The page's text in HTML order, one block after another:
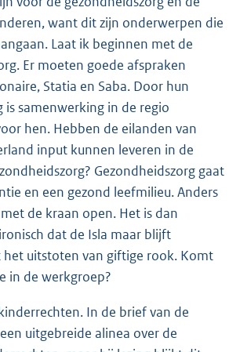
want dit zijn onderwerpen die
Laat ik beginnen met de
Er moeten goede afspraken
Statia en Saba. Door hun
is samenwerking in de regio
hen. Hebben de eilanden van
input kunnen leveren in de
Gezondheidszorg gaat
en een gezond leefmilieu. Anders
de kraan open. Het is dan
dat de Isla maar blijft
het uitstoten van giftige rook. Komt
in de werkgroep?
In de brief van de
uitgebreide alinea over de